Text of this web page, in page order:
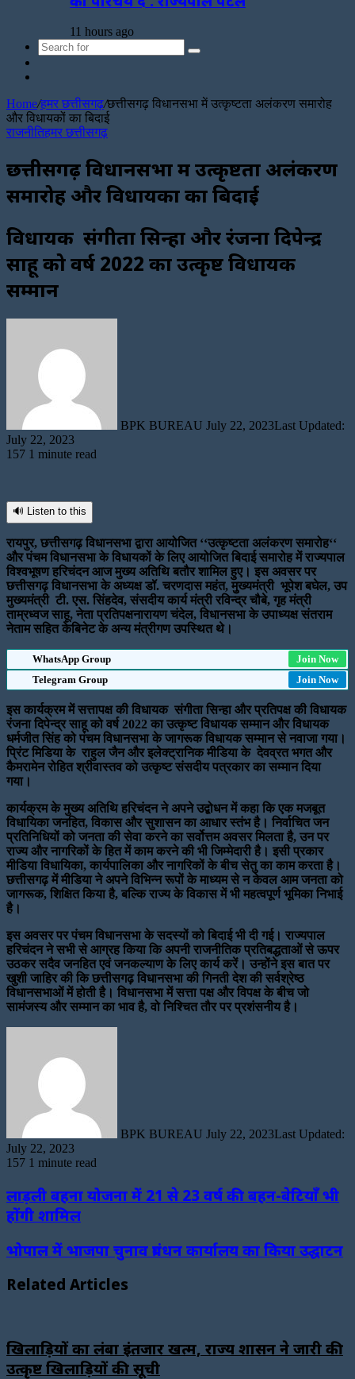
11 hours ago
Search
Home/हमर छत्तीसगढ़/छत्तीसगढ़ विधानसभा में उत्कृष्टता अलंकरण समारोह
और विधायकों का बिदाई
राजनीतिहमर छत्तीसगढ़
छत्तीसगढ़ विधानसभा में उत्कृष्टता अलंकरण
समारोह और विधायकों का बिदाई
विधायक संगीता सिन्हा और रंजना दिपेन्द्र
साहू को वर्ष 2022 का उत्कृष्ट विधायक
सम्मान
BPK BUREAU July 22, 2023Last Updated:
July 22, 2023
157 1 minute read
🔊 Listen to this
रायपुर, छत्तीसगढ़ विधानसभा द्वारा आयोजित ‘‘उत्कृष्टता अलंकरण समारोह‘‘
और पंचम विधानसभा के विधायकों के लिए आयोजित बिदाई समारोह में राज्यपाल
विश्वभूषण हरिचंदन आज मुख्य अतिथि बतौर शामिल हुए। इस अवसर पर
छत्तीसगढ़ विधानसभा के अध्यक्ष डॉ. चरणदास महंत, मुुख्यमंत्री भूपेश बघेल, उप
मुख्यमंत्री टी. एस. सिंहदेव, संसदीय कार्य मंत्री रविन्द्र चौबे, गृह मंत्री
ताम्रध्वज साहू, नेता प्रतिपक्षनारायण चंदेल, विधानसभा के उपाध्यक्ष संतराम
नेताम सहित केबिनेट के अन्य मंत्रीगण उपस्थित थे।
WhatsApp Group
Join Now
Telegram Group
Join Now
इस कार्यक्रम में सत्तापक्ष की विधायक संगीता सिन्हा और प्रतिपक्ष की विधायक
रंजना दिपेन्द्र साहू को वर्ष 2022 का उत्कृष्ट विधायक सम्मान और विधायक
धर्मजीत सिंह को पंचम विधानसभा के जागरूक विधायक सम्मान से नवाजा गया।
प्रिंट मिडिया के राहुल जैन और इलेक्ट्रानिक मीडिया के देवव्रत भगत और
कैमरामेन रोहित श्रीवास्तव को उत्कृष्ट संसदीय पत्रकार का सम्मान दिया
गया।
कार्यक्रम के मुख्य अतिथि हरिचंदन ने अपने उद्बोधन में कहा कि एक मजबूत
विधायिका जनहित, विकास और सुशासन का आधार स्तंभ है। निर्वाचित जन
प्रतिनिधियों को जनता की सेवा करने का सर्वोत्तम अवसर मिलता है, उन पर
राज्य और नागरिकों के हित में काम करने की भी जिम्मेदारी है। इसी प्रकार
मीडिया विधायिका, कार्यपालिका और नागरिकों के बीच सेतु का काम करता है।
छत्तीसगढ़ में मीडिया ने अपने विभिन्न रूपों के माध्यम से न केवल आम जनता को
जागरूक, शिक्षित किया है, बल्कि राज्य के विकास में भी महत्वपूर्ण भूमिका निभाई
है।
इस अवसर पर पंचम विधानसभा के सदस्यों को बिदाई भी दी गई। राज्यपाल
हरिचंदन ने सभी से आग्रह किया कि अपनी राजनीतिक प्रतिबद्धताओं से ऊपर
उठकर सदैव जनहित एवं जनकल्याण के लिए कार्य करें। उन्होंने इस बात पर
खुशी जाहिर की कि छत्तीसगढ़ विधानसभा की गिनती देश की सर्वश्रेष्ठ
विधानसभाओं में होती है। विधानसभा में सत्ता पक्ष और विपक्ष के बीच जो
सामंजस्य और सम्मान का भाव है, वो निश्चित तौर पर प्रशंसनीय है।
BPK BUREAU July 22, 2023Last Updated:
July 22, 2023
157 1 minute read
लाड़ली बहना योजना में 21 से 23 वर्ष की बहन-बेटियाँ भी
होंगी शामिल
भोपाल में भाजपा चुनाव प्रबंधन कार्यालय का किया उद्घाटन
Related Articles
खिलाड़ियों का लंबा इंतजार खत्म, राज्य शासन ने जारी की
उत्कृष्ट खिलाड़ियों की सूची